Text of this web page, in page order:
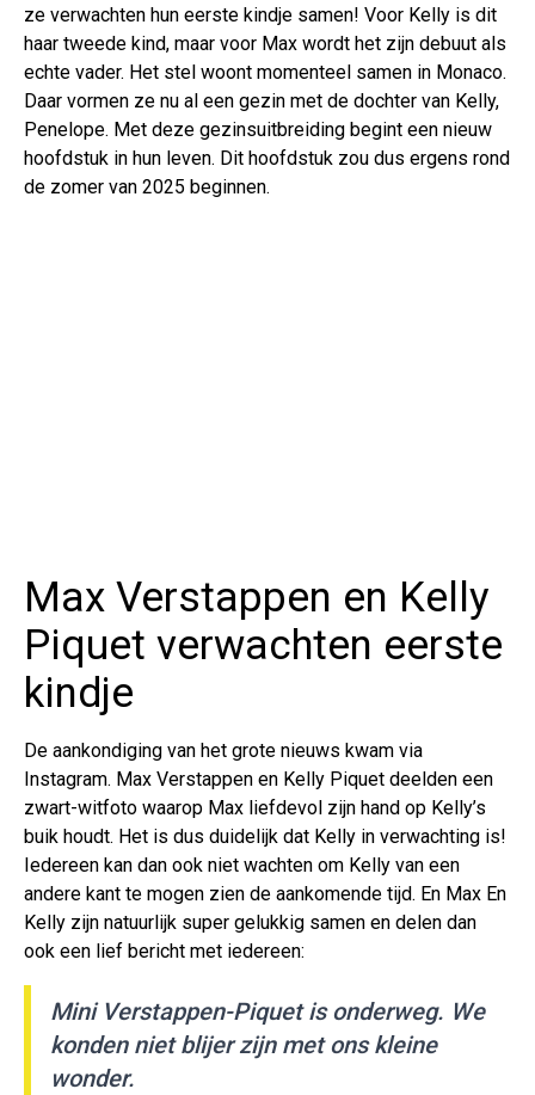
ze verwachten hun eerste kindje samen! Voor Kelly is dit
haar tweede kind, maar voor Max wordt het zijn debuut als
echte vader. Het stel woont momenteel samen in Monaco.
Daar vormen ze nu al een gezin met de dochter van Kelly,
Penelope. Met deze gezinsuitbreiding begint een nieuw
hoofdstuk in hun leven. Dit hoofdstuk zou dus ergens rond
de zomer van 2025 beginnen.
Max Verstappen en Kelly
Piquet verwachten eerste
kindje
De aankondiging van het grote nieuws kwam via
Instagram. Max Verstappen en Kelly Piquet deelden een
zwart-witfoto waarop Max liefdevol zijn hand op Kelly’s
buik houdt. Het is dus duidelijk dat Kelly in verwachting is!
Iedereen kan dan ook niet wachten om Kelly van een
andere kant te mogen zien de aankomende tijd. En Max En
Kelly zijn natuurlijk super gelukkig samen en delen dan
ook een lief bericht met iedereen:
Mini Verstappen-Piquet is onderweg. We
konden niet blijer zijn met ons kleine
wonder.